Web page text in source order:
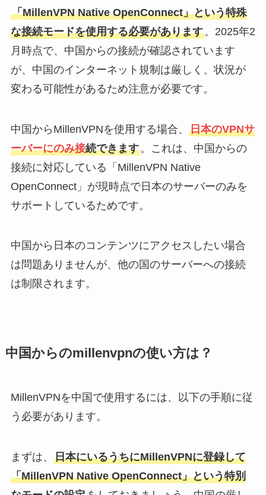
「MillenVPN Native OpenConnect」という特殊
な接続モードを使用する必要があります。2025年2
月時点で、中国からの接続が確認されています
が、中国のインターネット規制は厳しく、状況が
変わる可能性があるため注意が必要です。
中国からMillenVPNを使用する場合、 日本のVPNサ
ーバーにのみ接続できます。これは、中国からの
接続に対応している「MillenVPN Native
OpenConnect」が現時点で日本のサーバーのみを
サポートしているためです。
中国から日本のコンテンツにアクセスしたい場合
は問題ありませんが、他の国のサーバーへの接続
は制限されます。
中国からのmillenvpnの使い方は？
MillenVPNを中国で使用するには、以下の手順に従
う必要があります。
まずは、 日本にいるうちにMillenVPNに登録して
「MillenVPN Native OpenConnect」という特別